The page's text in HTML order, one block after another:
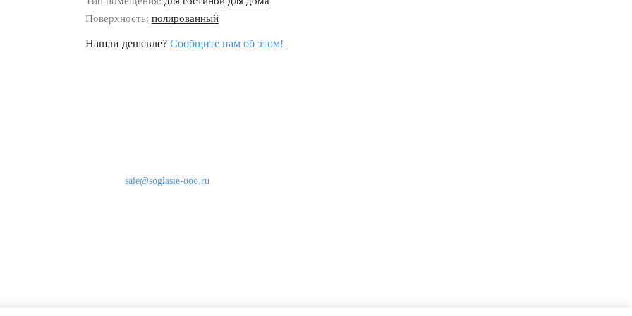
Поверхность: полированный
Нашли дешевле? Сообщите нам об этом!
sale@soglasie-ooo.ru